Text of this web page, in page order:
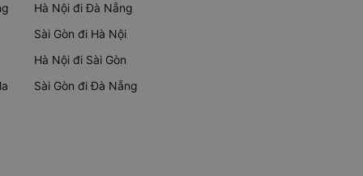
Hà Nội đi Đà Nẵng
Sài Gòn đi Hà Nội
Hà Nội đi Sài Gòn
Sài Gòn đi Đà Nẵng